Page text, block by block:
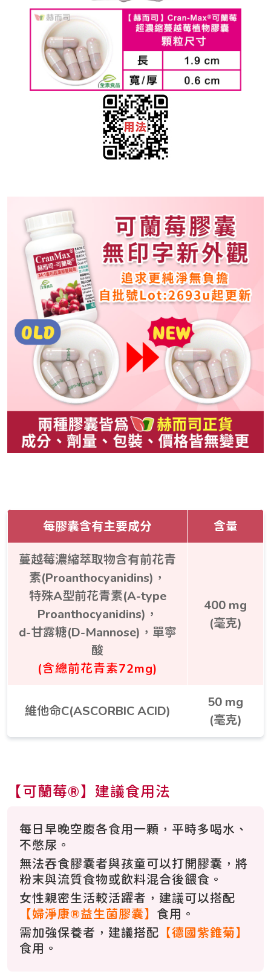
每膠囊含有主要成分 含量
蔓越莓濃縮萃取物含有前花青
素(Proanthocyanidins)，
特殊A型前花青素(A-type
Proanthocyanidins)，
d-甘露糖(D-Mannose)，單寧
酸
(含總前花青素72mg)
400 mg
(毫克)
維他命C(ASCORBIC ACID)
50 mg
(毫克)
【可蘭莓®】建議食用法
每日早晚空腹各食用一顆，平時多喝水、
不憋尿。
無法吞食膠囊者與孩童可以打開膠囊，將
粉末與流質食物或飲料混合後餵食。
女性親密生活較活躍者，建議可以搭配
【婦淨康®益生菌膠囊】 食用。
需加強保養者，建議搭配 【德國紫錐菊】
食用。